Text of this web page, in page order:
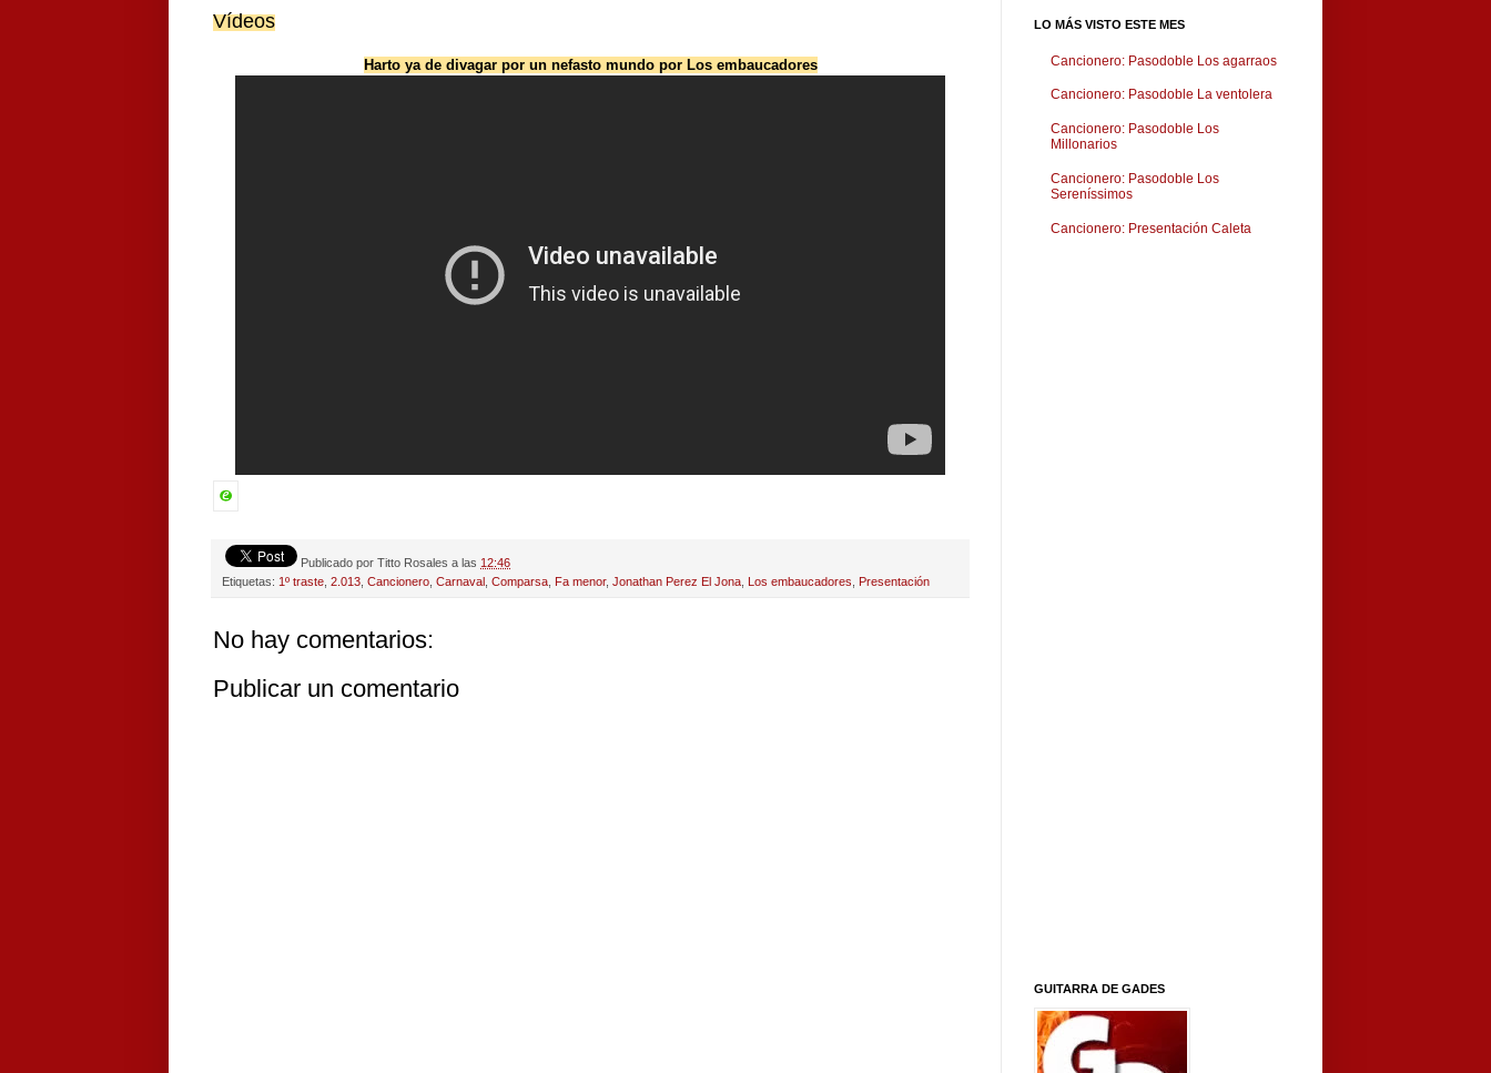
Vídeos
Harto ya de divagar por un nefasto mundo por Los embaucadores
Publicado por Titto Rosales a las 12:46
Etiquetas: 1º traste 2.013 Cancionero Carnaval Comparsa Fa menor, Jonathan Perez El Jona Los embaucadores Presentación
No hay comentarios:
Publicar un comentario
LO MÁS VISTO ESTE MES
Cancionero: Pasodoble Los agarraos
Cancionero: Pasodoble La ventolera
Cancionero: Pasodoble Los
Millonarios
Cancionero: Pasodoble Los
Sereníssimos
Cancionero: Presentación Caleta
GUITARRA DE GADES